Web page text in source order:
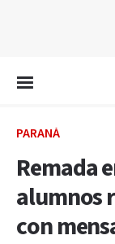
PARANÁ
Remada
alumnos
con